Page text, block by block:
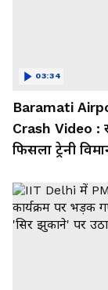
Baramati
Crash Video :
फिसला ट्रेनी
03:34